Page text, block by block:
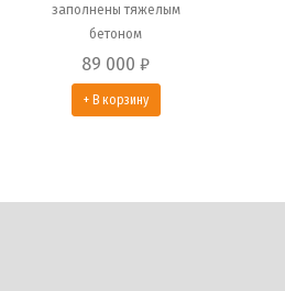
заполнены тяжелым
бетоном
89 000 ₽
+ В корзину